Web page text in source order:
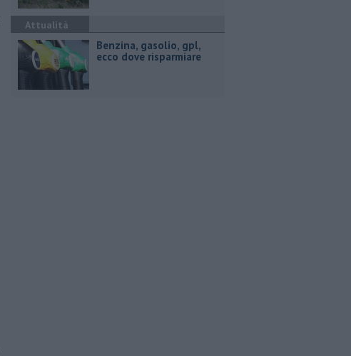
Attualità
​Benzina, gasolio, gpl,
ecco dove risparmiare